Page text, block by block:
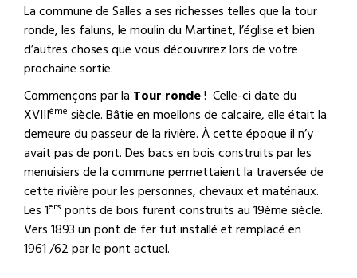
La commune de Salles a ses richesses telles que la tour
ronde, les faluns, le moulin du Martinet, l’église et bien
d’autres choses que vous découvrirez lors de votre
prochaine sortie.
Commençons par la Tour ronde! Celle-ci date du
XVIIIème siècle. Bâtie en moellons de calcaire, elle était la
demeure du passeur de la rivière. À cette époque il n’y
avait pas de pont. Des bacs en bois construits par les
menuisiers de la commune permettaient la traversée de
cette rivière pour les personnes, chevaux et matériaux.
Les 1ers ponts de bois furent construits au 19ème siècle.
Vers 1893 un pont de fer fut installé et remplacé en
1961 /62 par le pont actuel.